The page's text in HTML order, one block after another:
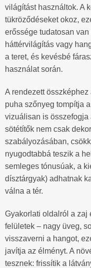
világítást használtok. A
tükröződéseket okoz,
erőssége tudatosan
háttérvilágítás vagy
a teret, és kevésbé
használat során.
A rendezett
puha szőnyeg tompítja
vizuálisan is összefogja
sötétítők nem csak
szabályozásában,
nyugodtabbá teszik a
semleges tónusúak, a
dísztárgyak) adhatnak
válna a tér.
Gyakorlati oldalról a zaj
felületek – nagy üveg,
visszaverni a hangot,
javítja az élményt. A
tesznek: frissítik a